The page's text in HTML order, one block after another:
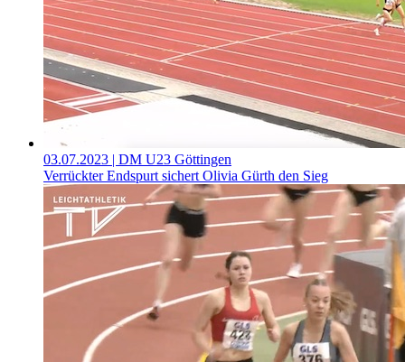
03.07.2023 | DM U23 Göttingen
Verrückter Endspurt sichert Olivia Gürth den Sieg